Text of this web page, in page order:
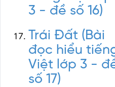
3 - đề số 16)
Trái Đất (Bài
đọc hiểu
Việt lớp 3 -
số 17)